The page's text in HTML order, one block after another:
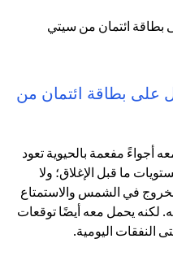
على بطاقة ائتمان من
أجواءً مفعمة بالحيوية تعود
ما قبل الإغلاق؛ ولا
في الشمس والاستمتاع
لكنه يحمل معه أيضًا توقعات
النفقات اليومية.